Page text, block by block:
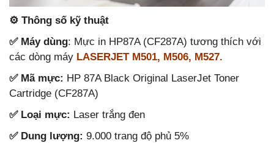
⚙ Thông số kỹ thuật
✅ Máy dùng: Mực in HP87A (CF287A) tương thích với
các dòng máy LASERJET M501, M506, M527.
✅ Mã mực: HP 87A Black Original LaserJet Toner
Cartridge (CF287A)
✅ Loại mực: Laser trắng đen
✅ Dung lượng: 9.000 trang độ phủ 5%